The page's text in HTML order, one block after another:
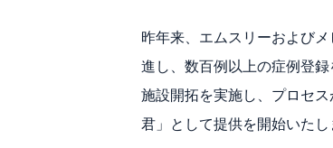
昨年来、エムスリーおよび
進し、数百例以上の症例登
施設開拓を実施し、プロセ
君」として提供を開始いたし